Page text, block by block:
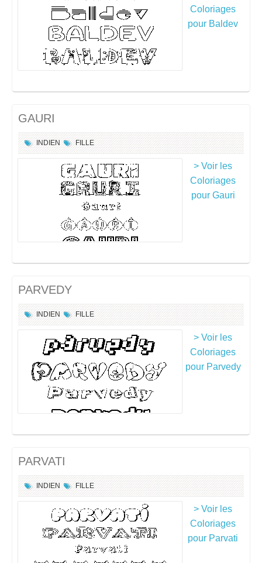
Coloriages
pour Baldev
GAURI
INDIEN FILLE
> Voir les
Coloriages
pour Gauri
PARVEDY
INDIEN FILLE
> Voir les
Coloriages
pour Parvedy
PARVATI
INDIEN FILLE
> Voir les
Coloriages
pour Parvati